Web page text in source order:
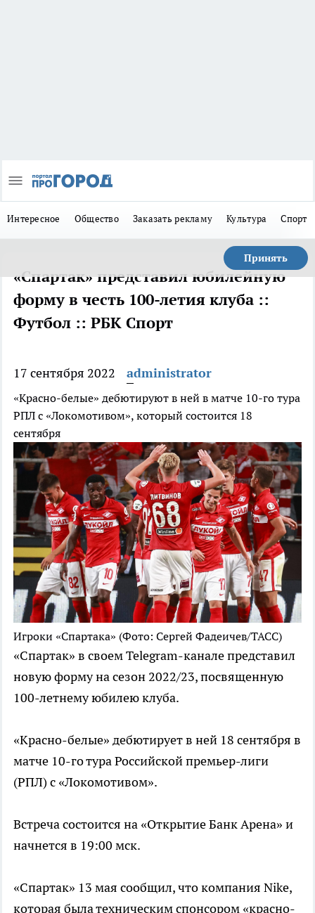
Интересное Общество Заказать рекламу Культура Спорт
Принять
«Спартак» представил юбилейную
форму в честь 100-летия клуба ::
Футбол :: РБК Спорт
17 сентября 2022 administrator
«Красно-белые» дебютируют в ней в матче 10-го тура
РПЛ с «Локомотивом», который состоится 18
сентября
Игроки «Спартака» (Фото: Сергей Фадеичев/ТАСС)
«Спартак» в своем Telegram-канале представил
новую форму на сезон 2022/23, посвященную
100-летнему юбилею клуба.
«Красно-белые» дебютирует в ней 18 сентября в
матче 10-го тура Российской премьер-лиги
(РПЛ) с «Локомотивом».
Встреча состоится на «Открытие Банк Арена» и
начнется в 19:00 мск.
«Спартак» 13 мая сообщил, что компания Nike,
которая была техническим спонсором «красно-